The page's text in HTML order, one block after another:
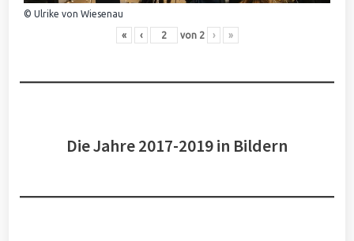
© Ulrike von Wiesenau
« ‹ von 2 › »
Die Jahre 2017-2019 in Bildern